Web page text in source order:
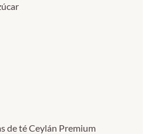
de té Ceylán Premium